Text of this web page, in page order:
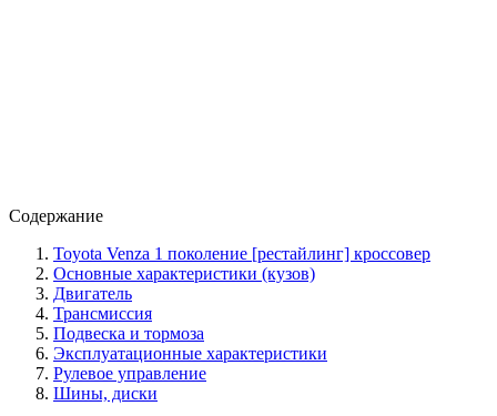
Содержание
Toyota Venza 1 поколение [рестайлинг] кроссовер
Основные характеристики (кузов)
Двигатель
Трансмиссия
Подвеска и тормоза
Эксплуатационные характеристики
Рулевое управление
Шины, диски